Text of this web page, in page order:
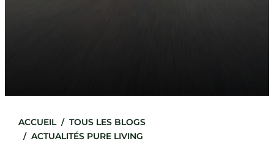
ACCUEIL
TOUS LES BLOGS
ACTUALITÉS PURE LIVING